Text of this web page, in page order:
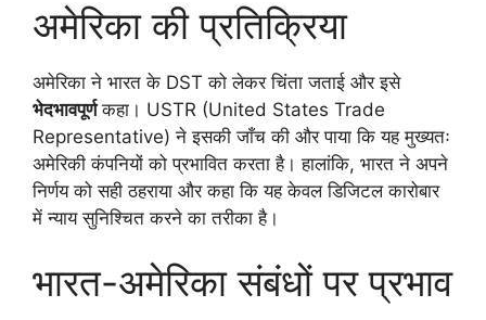
अमेरिका की प्रतिक्रिया
अमेरिका ने भारत के DST को लेकर चिंता जताई और इसे
भेदभावपूर्णकहा। USTR (United States Trade
Representative) ने इसकी जाँच की और पाया कि यह मुख्यतः
अमेरिकी कंपनियों को प्रभावित करता है। हालांकि, भारत ने अपने
निर्णय को सही ठहराया और कहा कि यह केवल डिजिटल कारोबार
में न्याय सुनिश्चित करने का तरीका है।
भारत-अमेरिका संबंधों पर प्रभाव